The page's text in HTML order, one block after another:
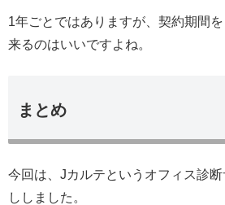
1年ごとではありますが、契約期間
来るのはいいですよね。
まとめ
今回は、Jカルテというオフィス診
ししました。